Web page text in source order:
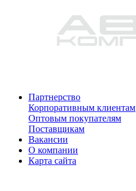
Партнерство
Корпоративным клиентам
Оптовым покупателям
Поставщикам
Вакансии
О компании
Карта сайта